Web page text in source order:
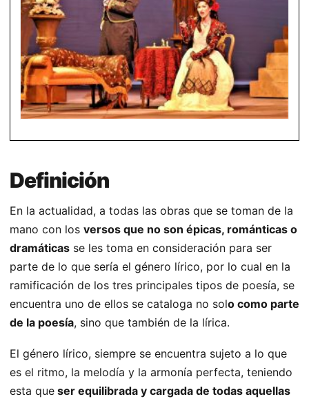
Definición
En la actualidad, a todas las obras que se toman de la
mano con los versos que no son épicas, románticas o
dramáticas se les toma en consideración para ser
parte de lo que sería el género lírico, por lo cual en la
ramificación de los tres principales tipos de poesía, se
encuentra uno de ellos se cataloga no solo como parte
de la poesía, sino que también de la lírica.
El género lírico, siempre se encuentra sujeto a lo que
es el ritmo, la melodía y la armonía perfecta, teniendo
esta que ser equilibrada y cargada de todas aquellas